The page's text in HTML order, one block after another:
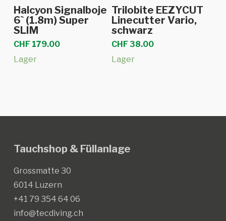
In den Warenkorb
Halcyon Signalboje
6` (1.8m) Super
SLIM
CHF179.00
Lager
In den Warenkorb
Trilobite EEZYCUT
Linecutter Vario,
schwarz
CHF38.00
Lager
Tauchshop & Füllanlage
Grossmatte 30
6014 Luzern
+41 79 354 64 06
info@tecdiving.ch